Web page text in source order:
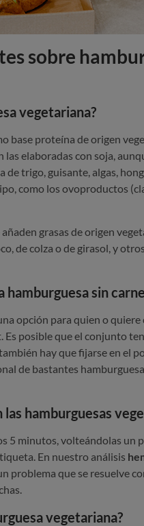
sobre
vegetariana?
base proteína de origen
las elaboradas con soja,
trigo, guisante, algas,
como los ovoproductos
grasas de origen
de colza o de girasol, y
hamburguesa sin
opción para quien o quiere
posible que el conjunto
hay que fijarse en el
de bastantes
hamburguesas
5 minutos, volteándolas un
En nuestro análisis
problema que se resuelve
vegetariana?